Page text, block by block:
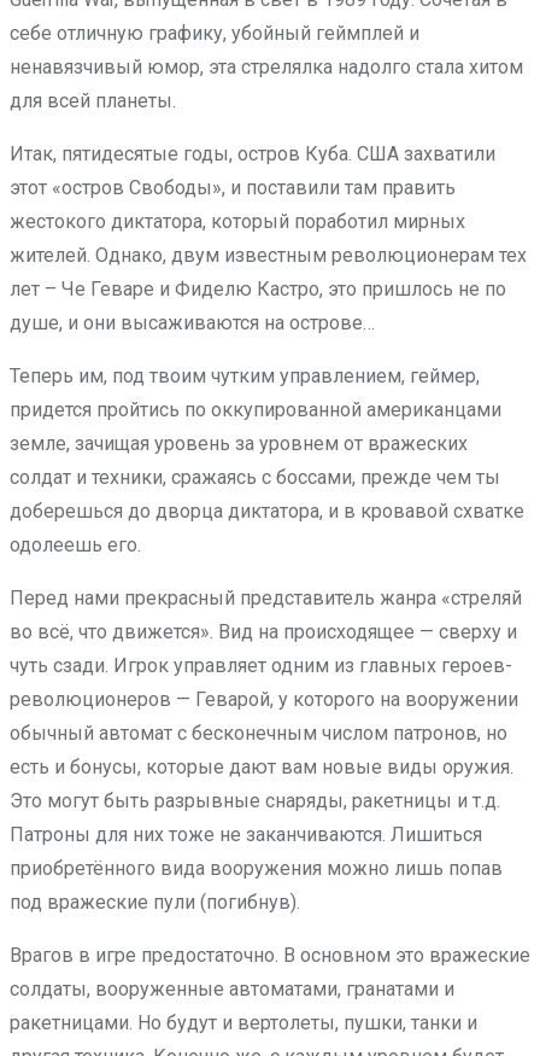
себе отличную графику, убойный геймплей и
ненавязчивый юмор, эта стрелялка надолго стала хитом
для всей планеты.
Итак, пятидесятые годы, остров Куба. США захватили
этот «остров Свободы», и поставили там править
жестокого диктатора, который поработил мирных
жителей. Однако, двум известным революционерам тех
лет – Че Геваре и Фиделю Кастро, это пришлось не по
душе, и они высаживаются на острове…
Теперь им, под твоим чутким управлением, геймер,
придется пройтись по оккупированной американцами
земле, зачищая уровень за уровнем от вражеских
солдат и техники, сражаясь с боссами, прежде чем ты
доберешься до дворца диктатора, и в кровавой схватке
одолеешь его.
Перед нами прекрасный представитель жанра «стреляй
во всё, что движется». Вид на происходящее — сверху и
чуть сзади. Игрок управляет одним из главных героев-
революционеров — Геварой, у которого на вооружении
обычный автомат с бесконечным числом патронов, но
есть и бонусы, которые дают вам новые виды оружия.
Это могут быть разрывные снаряды, ракетницы и т.д.
Патроны для них тоже не заканчиваются. Лишиться
приобретённого вида вооружения можно лишь попав
под вражеские пули (погибнув).
Врагов в игре предостаточно. В основном это вражеские
солдаты, вооруженные автоматами, гранатами и
ракетницами. Но будут и вертолеты, пушки, танки и